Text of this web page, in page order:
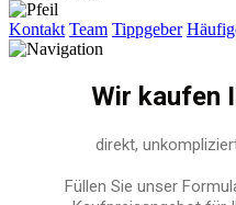
Kontakt Team Tippgeber